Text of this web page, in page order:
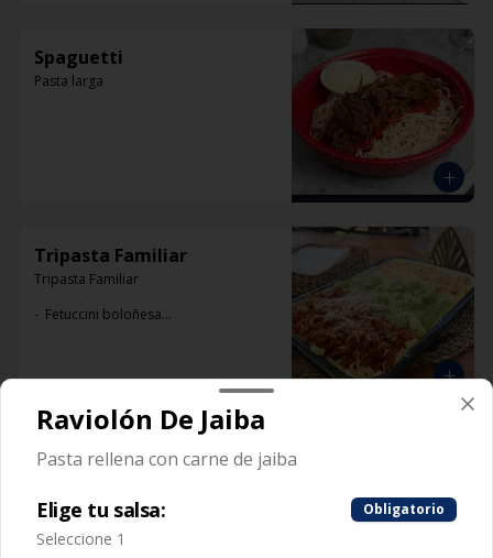
Spaguetti
Pasta larga
Tripasta Familiar
Tripasta Familiar
-  Fetuccini boloñesa
Tripasta de Tonny
-  Fetuccini boloñesa
-  Ñoki al pesto
-  Penne rigatti alfredo
Raviolón De Jaiba
Pasta rellena con carne de jaiba
Elige tu salsa: Obligatorio
Seleccione 1